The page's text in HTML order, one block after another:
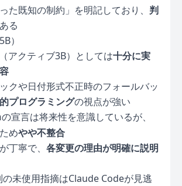
た既知の制約」を明記しており、 判
る
）
アクティブ3B）としては十分に実
クや日付形式不正時のフォールバッ
プログラミングの視点が強い
の宣言は将来性を意識しているが、
めやや不整合
丁寧で、 各変更の理由が明確に説明
の未使用指摘はClaude Codeが見逃